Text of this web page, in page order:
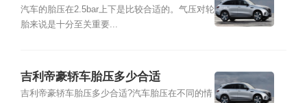
汽车的胎压在2.5bar上下是比较合适的。气压对轮
胎来说是十分至关重要...
吉利帝豪轿车胎压多少合适
吉利帝豪轿车胎压多少合适?汽车胎压在不同的情